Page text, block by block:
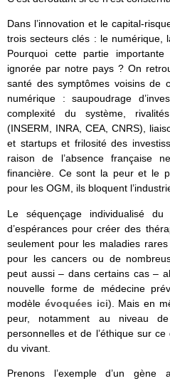
Dans l’innovation et le capital-
trois secteurs clés : le numérique,
Pourquoi cette partie
ignorée par notre pays ? On
santé des symptômes voisins de
numérique : saupoudrage
complexité du système,
(INSERM, INRA, CEA, CNRS),
et startups et frilosité des
raison de l’absence française
financière. Ce sont la peur et le
pour les OGM, ils bloquent
Le séquençage individualisé
d’espérances pour créer des
seulement pour les maladies
pour les cancers ou de
peut aussi – dans certains cas –
nouvelle forme de médecine
modèle évoquées ici). Mais en
peur, notamment au niveau
personnelles et de l’éthique sur
du vivant.
Prenons l’exemple d’un gène